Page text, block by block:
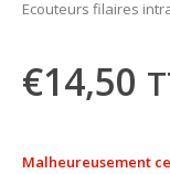
Ecouteurs filaires
€14,50
Malheureusement